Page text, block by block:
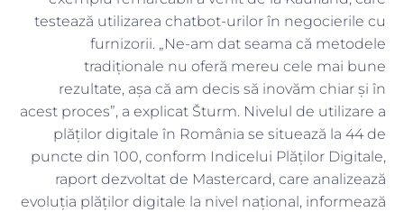
testează utilizarea chatbot-urilor în negocierile cu
furnizorii. „Ne-am dat seama că metodele
tradiționale nu oferă mereu cele mai bune
rezultate, așa că am decis să inovăm chiar și în
acest proces”, a explicat Šturm. Nivelul de utilizare a
plăților digitale în România se situează la 44 de
puncte din 100, conform Indicelui Plăților Digitale,
raport dezvoltat de Mastercard, care analizează
evoluția plăților digitale la nivel național, informează